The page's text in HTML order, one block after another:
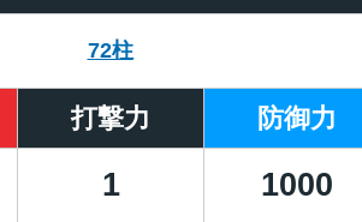
72柱
打撃力 防御力
1 1000